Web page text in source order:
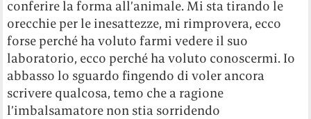
conferire la forma all’animale. Mi sta tirando le
orecchie per le inesattezze, mi rimprovera, ecco
forse perché ha voluto farmi vedere il suo
laboratorio, ecco perché ha voluto conoscermi. Io
abbasso lo sguardo fingendo di voler ancora
scrivere qualcosa, temo che a ragione
l’imbalsamatore non stia sorridendo